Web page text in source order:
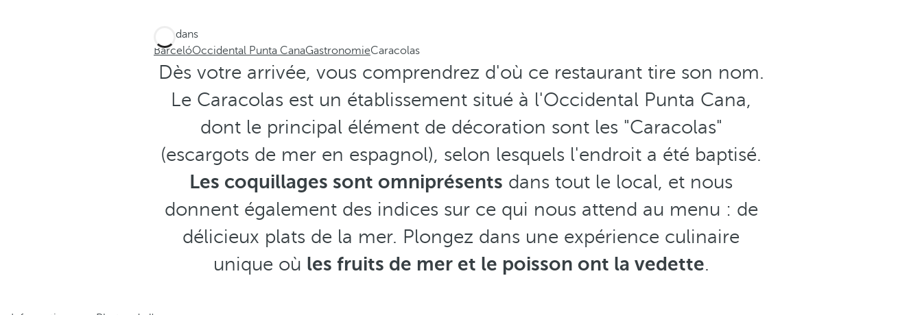
Ces dans
BarcelóOccidental Punta CanaGastronomieCaracolas
Dès votre arrivée, vous comprendrez d'où ce restaurant tire son nom.
Le Caracolas est un établissement situé à l'Occidental Punta Cana,
dont le principal élément de décoration sont les "Caracolas"
(escargots de mer en espagnol), selon lesquels l'endroit a été baptisé.
Les coquillages sont omniprésents dans tout le local, et nous
donnent également des indices sur ce qui nous attend au menu : de
délicieux plats de la mer. Plongez dans une expérience culinaire
unique où les fruits de mer et le poisson ont la vedette.